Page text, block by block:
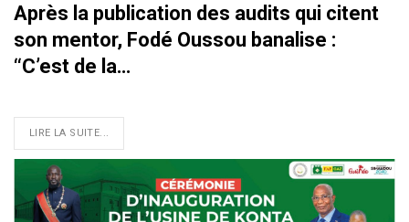
Après la publication des audits qui citent
son mentor, Fodé Oussou banalise :
‘‘C’est de la…
LIRE LA SUITE...